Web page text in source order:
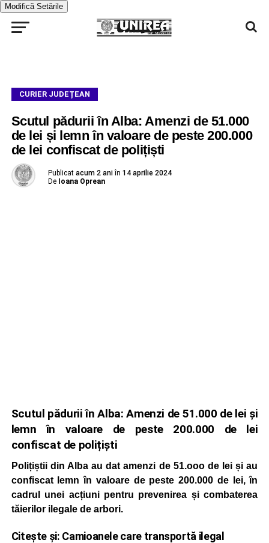
Modifică Setările
CURIER JUDEȚEAN
Scutul pădurii în Alba: Amenzi de 51.000
de lei și lemn în valoare de peste 200.000
de lei confiscat de polițiști
Publicat acum 2 ani în 14 aprilie 2024
De Ioana Oprean
Scutul pădurii în Alba: Amenzi de 51.000 de lei și
lemn în valoare de peste 200.000 de lei
confiscat de polițiști
Polițiștii din Alba au dat amenzi de 51.ooo de lei și au
confiscat lemn în valoare de peste 200.000 de lei, în
cadrul unei acțiuni pentru prevenirea și combaterea
tăierilor ilegale de arbori.
Citește și: Camioanele care transportă ilegal